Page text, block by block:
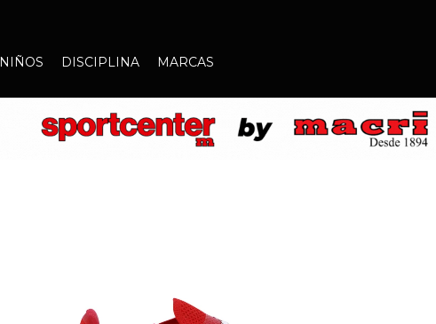
NIÑOS DISCIPLINA MARCAS